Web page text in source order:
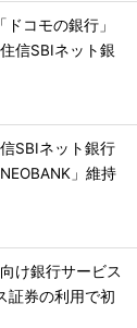
ドコモの銀行」
信SBIネット銀
SBIネット銀行
」維持
け銀行サービス
券の利用で初